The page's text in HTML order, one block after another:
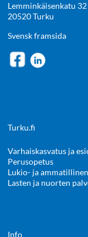
Lemminkäisenkatu
20520 Turku
Svensk framsida
Turku.fi
Varhaiskasvatus ja
Perusopetus
Lukio- ja
Lasten ja nuorten
Info